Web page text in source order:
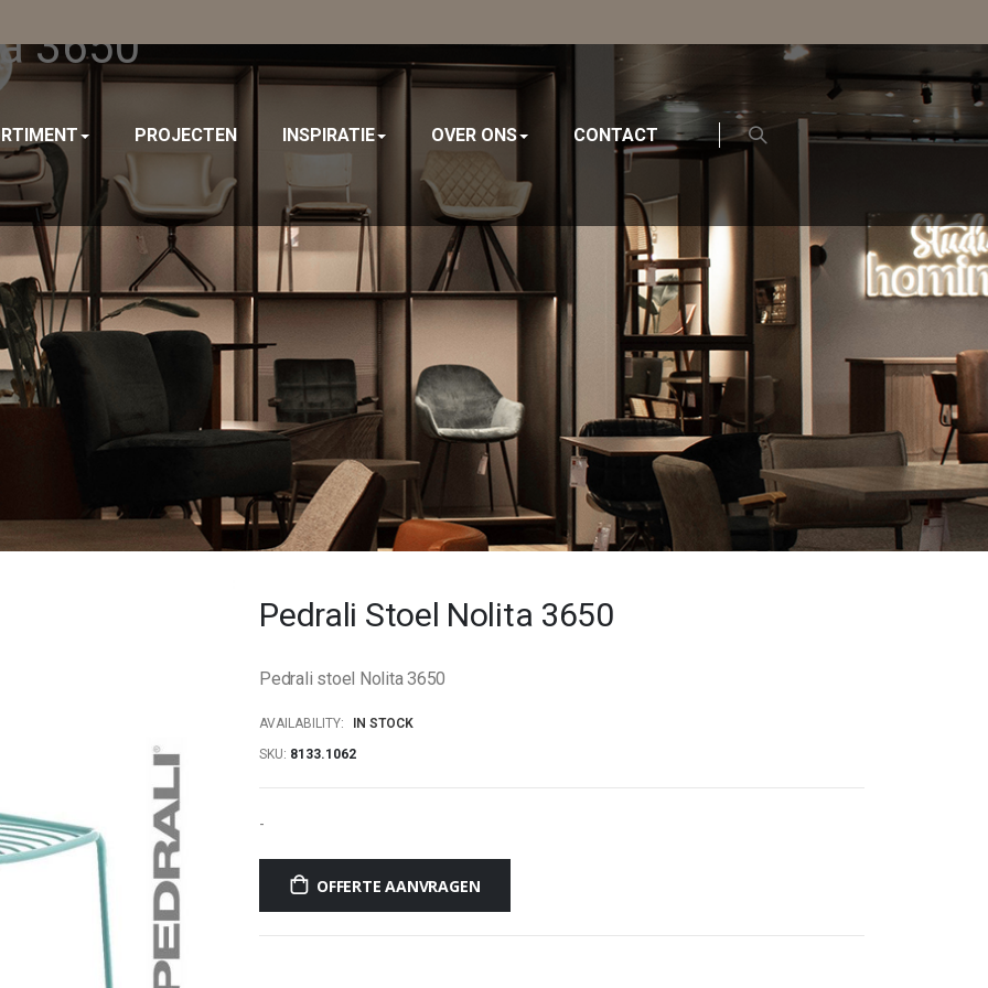
PROJECTEN INSPIRATIE OVER ONS CONTACT
3650
Pedrali Stoel Nolita 3650
Pedrali stoel Nolita 3650
AVAILABILITY:
IN STOCK
SKU 8133.1062
-
OFFERTE AANVRAGEN